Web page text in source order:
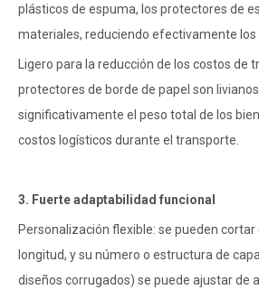
plásticos de espuma, los protectores de
materiales, reduciendo efectivamente los
Ligero para la reducción de los costos de
protectores de borde de papel son
significativamente el peso total de los
costos logísticos durante el transporte.
3. Fuerte adaptabilidad funcional
Personalización flexible: se pueden
longitud, y su número o estructura de
diseños corrugados) se puede ajustar de